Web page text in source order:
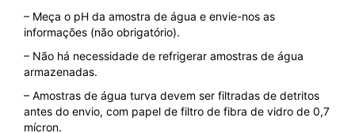
– Meça o pH da amostra de água e envie-nos as
informações (não obrigatório).
– Não há necessidade de refrigerar amostras de água
armazenadas.
– Amostras de água turva devem ser filtradas de detritos
antes do envio, com papel de filtro de fibra de vidro de 0,7
mícron.